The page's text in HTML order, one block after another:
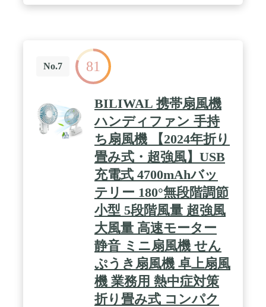
No.7 81
BILIWAL 携帯扇風機
ハンディファン 手持
ち扇風機 【2024年折り
畳み式・超強風】USB
充電式 4700mAhバッ
テリー 180°無段階調節
小型 5段階風量 超強風
大風量 高速モーター
静音 ミニ扇風機 せん
ぷうき扇風機 卓上扇風
機 業務用 熱中症対策
折り畳み式 コンパク